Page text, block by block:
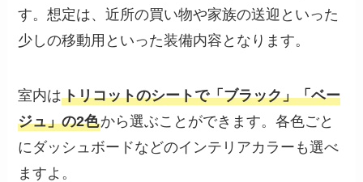
す。想定は、近所の買い物や家族の送迎といった
少しの移動用といった装備内容となります。
室内はトリコットのシートで「ブラック」「ベー
ジュ」の2色から選ぶことができます。各色ごと
にダッシュボードなどのインテリアカラーも選べ
ますよ。